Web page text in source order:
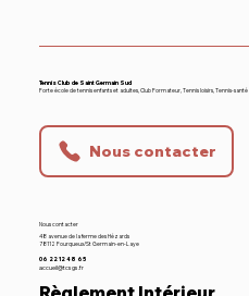
Tennis Club de Saint Germain Sud
Forte école de tennis enfants et adultes, Club Formateur, Tennis loisirs, Tennis-santé
Nous contacter
Nous contacter
48 avenue de la ferme des Hézards
78112 Fourqueux/St Germain-en-Laye
06 22 12 48 65
accueil@tcsgs.fr